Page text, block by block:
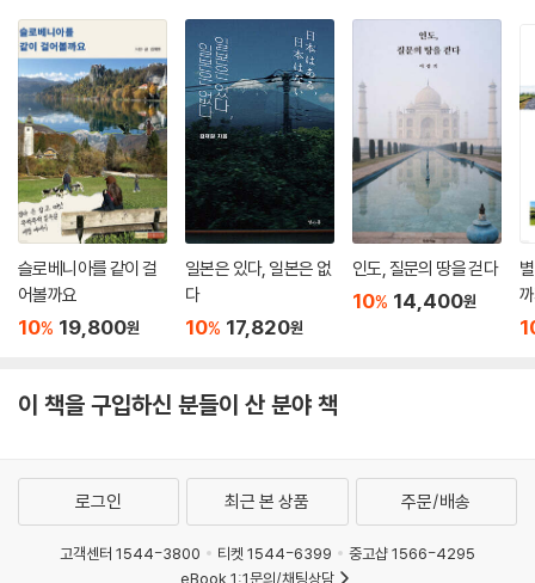
슬로베니아를 같이 걸
어볼까요
10% 19,800원
일본은 있다, 일본은 없
다
10% 17,820원
인도, 질문의 땅을 걷다
10% 14,400원
이 책을 구입하신 분들이 산 분야 책
로그인 최근 본 상품 주문/배송
고객센터 1544-3800 티켓 1544-6399
중고샵 1566-4295
eBook 1:1문의/채팅상담